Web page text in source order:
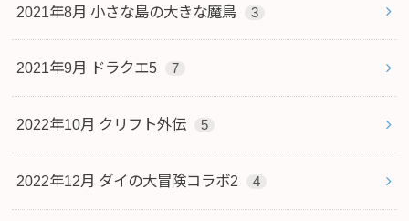
2021年8月 小さな島の大きな魔鳥 3
2021年9月 ドラクエ5 7
2022年10月 クリフト外伝 5
2022年12月 ダイの大冒険コラボ2 4